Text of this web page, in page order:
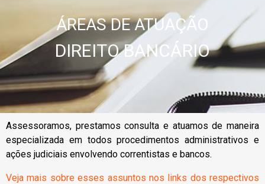
ÁREAS DE ATUAÇÃO
DIREITO BANCÁRIO
Assessoramos, prestamos consulta e atuamos de maneira
especializada em todos procedimentos administrativos e
ações judiciais envolvendo correntistas e bancos.
Veja mais sobre esses assuntos nos links dos respectivos